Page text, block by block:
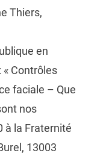
Thiers,
en
Contrôles
faciale – Que
nos
à la Fraternité
13003